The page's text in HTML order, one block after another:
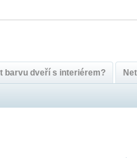
barvu dveří s interiérem?